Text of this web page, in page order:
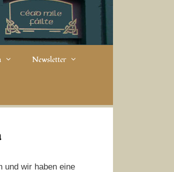
Newsletter
und wir haben eine